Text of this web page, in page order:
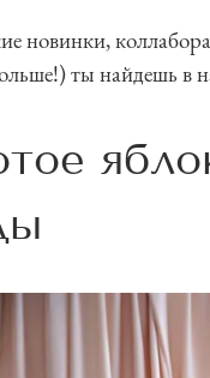
новинки,
ты найдешь в